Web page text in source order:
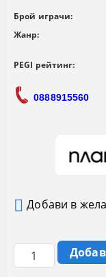
Брой играчи:
Жанр:
PEGI рейтинг:
0888915560
Добави в